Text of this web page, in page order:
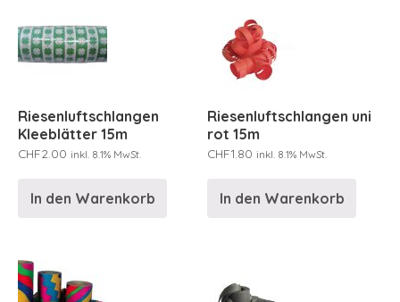
Riesenluftschlangen
Kleeblätter 15m
CHF2.00 inkl. 8.1% MwSt.
In den Warenkorb
Riesenluftschlangen uni
rot 15m
CHF1.80 inkl. 8.1% MwSt.
In den Warenkorb